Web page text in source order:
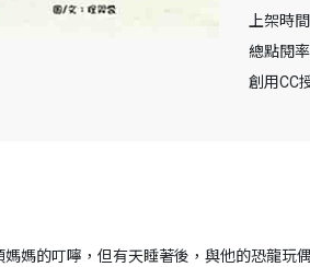
上架時間
總點閱率
創用CC
媽媽的叮嚀，但有天睡著後，與他的恐龍玩